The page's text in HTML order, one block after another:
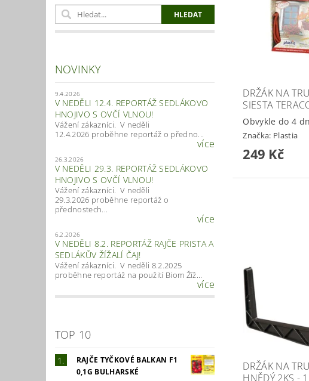
NOVINKY
9.4.2026
V NEDĚLI 12.4. REPORTÁŽ SEDLÁKOVO
HNOJIVO S OVČÍ VLNOU!
Vážení zákazníci. V neděli
12.4.2026 proběhne reportáž o předno...
více
26.3.2026
V NEDĚLI 29.3. REPORTÁŽ SEDLÁKOVO
HNOJIVO S OVČÍ VLNOU!
Vážení zákazníci. V neděli
29.3.2026 proběhne reportáž o
přednostech...
více
6.2.2026
V NEDĚLI 8.2. REPORTÁŽ RAJČE PRISTA A
SEDLÁKŮV ŽÍŽALÍ ČAJ!
Vážení zákazníci. V neděli 8.2.2025
proběhne reportáž na použití Biom Žíž...
více
TOP 10
RAJČE TYČKOVÉ BALKAN F1
0,1G BULHARSKÉ
DRŽÁK NA
SIESTA
Obvykle do 4
Značka: Plastia
249 Kč
DRŽÁK NA
HNĚDÝ 2KS -